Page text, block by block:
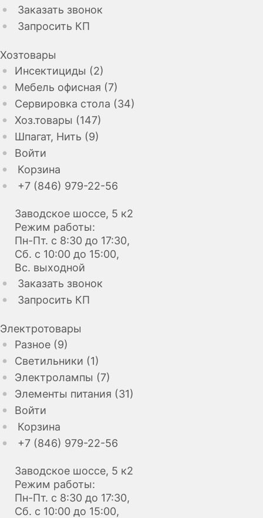
Заказать звонок
Запросить КП
Хозтовары
Инсектициды (2)
Мебель офисная (7)
Сервировка стола (34)
Хоз.товары (147)
Шпагат, Нить (9)
Войти
Корзина
+7 (846) 979-22-56
Заводское шоссе, 5 к2
Режим работы:
Пн-Пт. с 8:30 до 17:30,
Сб. с 10:00 до 15:00,
Вс. выходной
Заказать звонок
Запросить КП
Электротовары
Разное (9)
Светильники (1)
Электролампы (7)
Элементы питания (31)
Войти
Корзина
+7 (846) 979-22-56
Заводское шоссе, 5 к2
Режим работы:
Пн-Пт. с 8:30 до 17:30,
Сб. с 10:00 до 15:00,